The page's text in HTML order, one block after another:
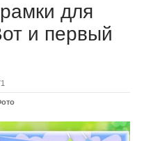
для
и первый